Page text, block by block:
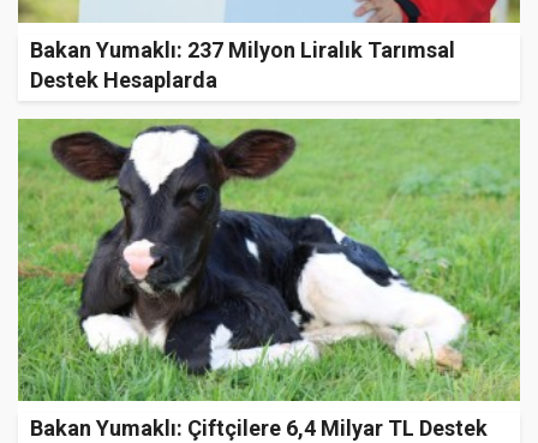
Bakan Yumaklı: 237 Milyon Liralık Tarımsal
Destek Hesaplarda
Bakan Yumaklı: Çiftçilere 6,4 Milyar TL Destek